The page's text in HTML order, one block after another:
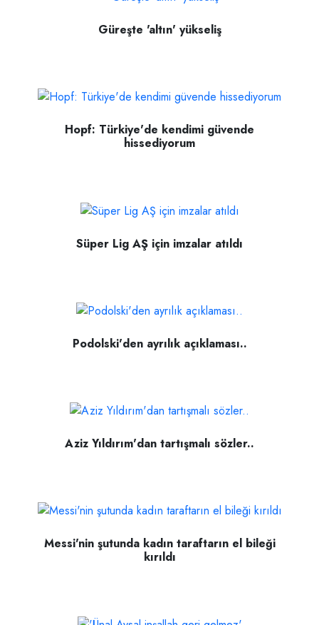
Güreşte 'altın' yükseliş
Hopf: Türkiye'de kendimi güvende
hissediyorum
Süper Lig AŞ için imzalar atıldı
Podolski'den ayrılık açıklaması..
Aziz Yıldırım'dan tartışmalı sözler..
Messi'nin şutunda kadın taraftarın el bileği
kırıldı